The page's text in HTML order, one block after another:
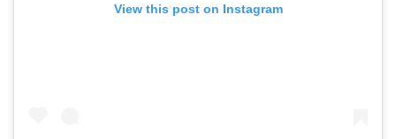
View this post on Instagram